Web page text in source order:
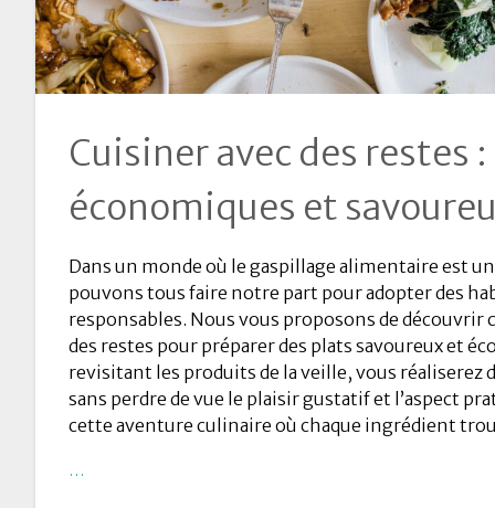
Cuisiner avec des restes
économiques et
Dans un monde où le gaspillage alimentaire est
pouvons tous faire notre part pour adopter des
responsables. Nous vous proposons de découvrir
des restes pour préparer des plats savoureux et
revisitant les produits de la veille, vous réaliserez
sans perdre de vue le plaisir gustatif et l’aspect
cette aventure culinaire où chaque ingrédient
…